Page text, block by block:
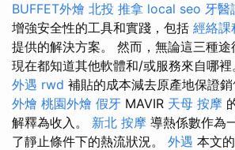
BUFFET外燴 北投 推拿 local seo 牙醫
增強安全性的工具和實踐，包括 經絡課
提供的解決方案。 然而，無論這三種
現在都知道其他軟體和/或服務來自哪裡
外遇 rwd 補貼的成本減去原產地保證
外燴 桃園外燴 假牙 MAVIR 天母 按摩
解釋為收入。 新北 按摩 導熱係數作為
了靜止條件下的熱流狀況。 外遇 本文